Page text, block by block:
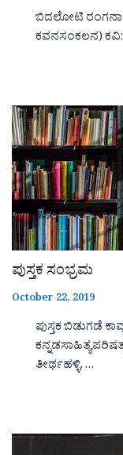
ಬಿದಲೋಟಿ ರಂಗನಾಥ್
ಕವನಸಂಕಲನ)
ಪುಸ್ತಕ ಸಂಭ್ರಮ
October 22, 2019
ಪುಸ್ತಕ ಬಿಡುಗಡೆ
ತೀರ್ಥಹಳ್ಳಿ, …